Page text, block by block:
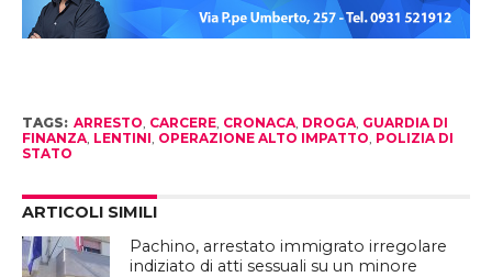
TAGS: ARRESTO CARCERE, CRONACA, DROGA, GUARDIA DI
FINANZA, LENTINI OPERAZIONE ALTO IMPATTO POLIZIA DI
STATO
ARTICOLI SIMILI
Pachino, arrestato immigrato irregolare
indiziato di atti sessuali su un minore